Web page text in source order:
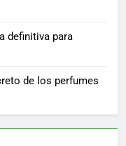
definitiva para
de los perfumes